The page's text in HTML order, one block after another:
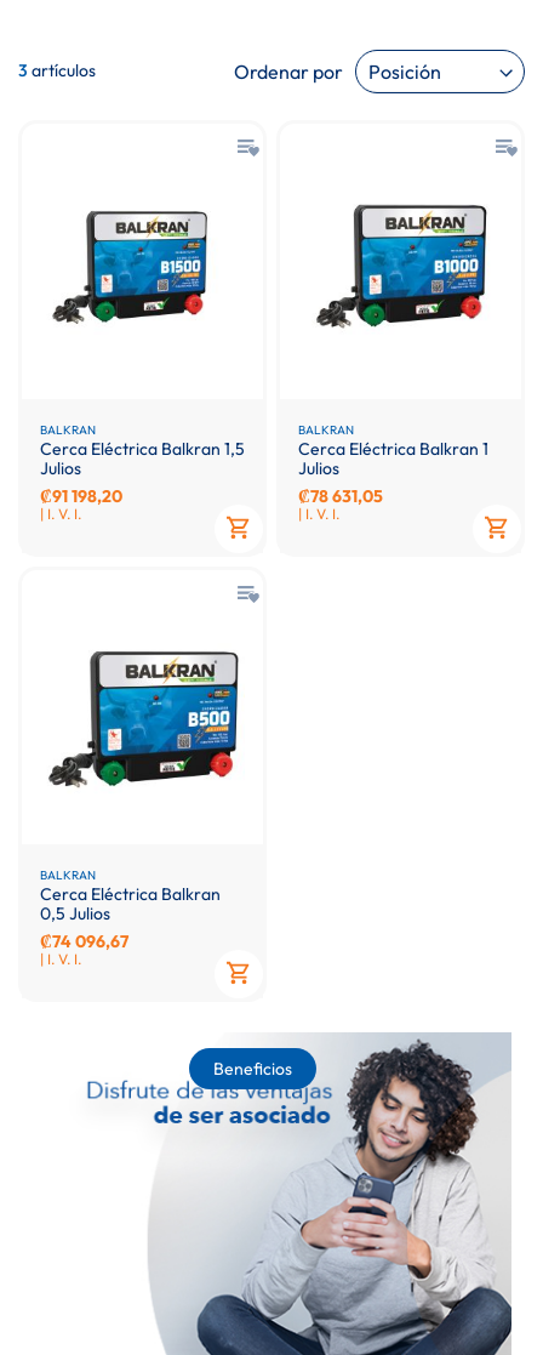
3 artículos Ordenar por
BALKRAN
Cerca Eléctrica Balkran 1,5
Julios
₡91 198,20
| I. V. I.
BALKRAN
Cerca Eléctrica Balkran 1
Julios
₡78 631,05
| I. V. I.
BALKRAN
Cerca Eléctrica Balkran
0,5 Julios
₡74 096,67
| I. V. I.
Beneficios